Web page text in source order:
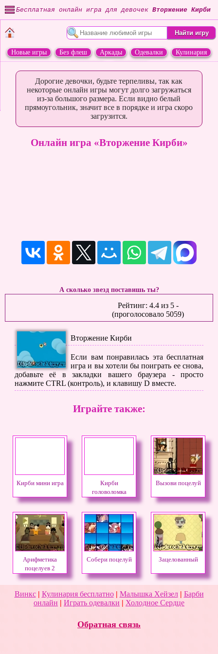
Бесплатная онлайн игра для девочек Вторжение Кирби
Новые игры Без флеш Аркады Одевалки
Кулинария
Дорогие девочки, будьте терпеливы, так как
некоторые онлайн игры могут долго загружаться
из-за большого размера. Если видно белый
прямоугольник, значит все в порядке и игра скоро
загрузится.
Онлайн игра «Вторжение Кирби»
А сколько звезд поставишь ты?
Рейтинг: 4.4из 5-
(проголосовало 5059)
Вторжение Кирби
Если вам понравилась эта бесплатная
игра и вы хотели бы поиграть ее снова,
добавьте её в закладки вашего браузера - просто
нажмите CTRL (контроль), и клавишу D вместе.
Играйте также:
Кирби мини игра
Кирби
головоломка
Вызови поцелуй
Арифметика
поцелуев 2
Собери поцелуй Зацелованный
Винкс| Кулинария бесплатно| Малышка Хейзел| Барби
онлайн | Играть одевалки | Холодное Сердце
Обратная связь